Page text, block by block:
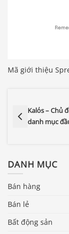
Mã giới thiệu
Kalόs – Chủ
danh mục
DANH MỤC
Bán hàng
Bán lẻ
Bất động sản